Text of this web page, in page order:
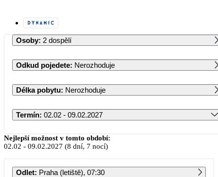
Osoby: 2 dospělí
Odkud pojedete: Nerozhoduje
Délka pobytu: Nerozhoduje
Termín: 02.02 - 09.02.2027
Únor 2027
PO ÚT ST ČT PÁ SO NE
Nejlepší možnost v tomto období:
02.02 - 09.02.2027 (8 dní, 7 nocí)
Odlet: Praha (letiště), 07:30